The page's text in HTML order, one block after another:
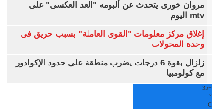
مروان خورى يتحدث عن ألبومه "العد العكسى" على
mtv اليوم
إغلاق مركز معلومات "القوى العاملة" بسبب حريق فى
وحدة المحولات
زلزال بقوة 6 درجات يضرب منطقة على حدود الإكوادور
مع كولومبيا
+
35
°
C